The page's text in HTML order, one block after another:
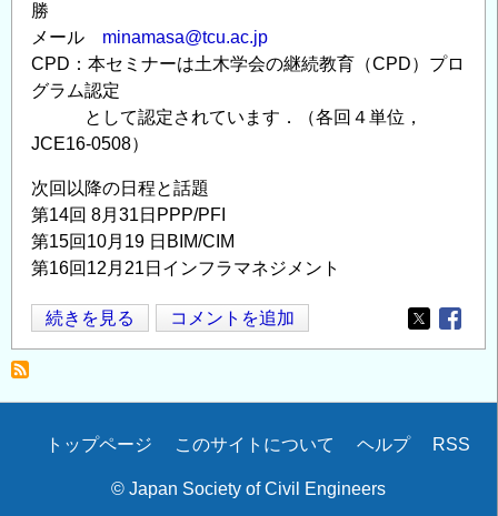
勝
メール minamasa@tcu.ac.jp
CPD：本セミナーは土木学会の継続教育（CPD）プロ
グラム認定
として認定されています．（各回４単位，
JCE16-0508）
次回以降の日程と話題
第14回 8月31日PPP/PFI
第15回10月19 日BIM/CIM
第16回12月21日インフラマネジメント
東
京
市
学
続きを見る コメントを追加
Opens in
Secondary
トップページ このサイトについて ヘルプ RSS
© Japan Society of Civil Engineers